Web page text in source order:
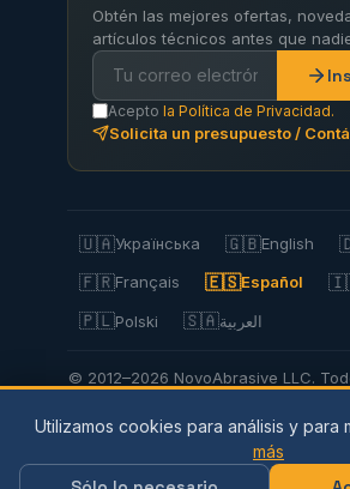
Obtén las mejores ofertas,
artículos técnicos antes que
Acepto la Política de Privacidad.
Solicita un presupuesto /
🇺🇦Українська 🇬🇧English
🇫🇷Français 🇪🇸Español
🇵🇱Polski 🇸🇦العربية
© 2012–2026 NovoAbrasive LLC.
Política de privacidad |Política
| Envíos y pagos |
| Mapa del sitio
Utilizamos cookies para análisis y para
más